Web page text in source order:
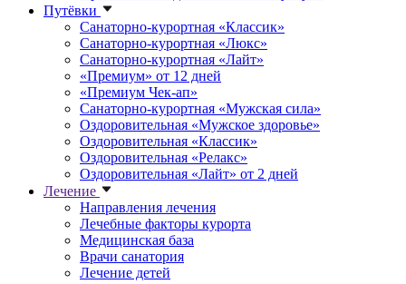
Путёвки
Санаторно-курортная «Классик»
Санаторно-курортная «Люкс»
Санаторно-курортная «Лайт»
«Премиум» от 12 дней
«Премиум Чек-ап»
Санаторно-курортная «Мужская сила»
Оздоровительная «Мужское здоровье»
Оздоровительная «Классик»
Оздоровительная «Релакс»
Оздоровительная «Лайт» от 2 дней
Лечение
Направления лечения
Лечебные факторы курорта
Медицинская база
Врачи санатория
Лечение детей